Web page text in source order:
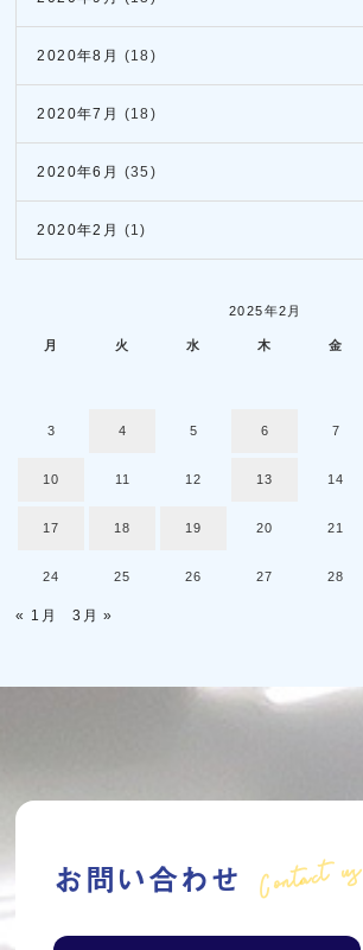
2020年8月 (18)
2020年7月 (18)
2020年6月 (35)
2020年2月 (1)
2025年2月
月 火 水 木 金
3 4 5 6 7
10 11 12 13 14
17 18 19 20 21
24 25 26 27 28
« 1月 3月 »
お問い合わせ Contact us